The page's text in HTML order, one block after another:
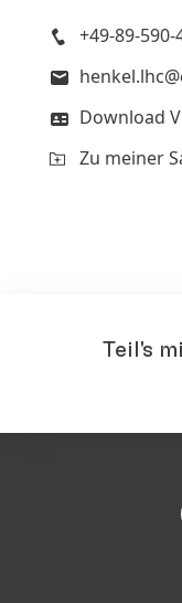
+49-89-590-
Download
Zu meiner
Teil's